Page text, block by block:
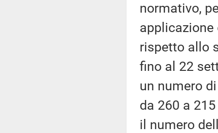
normativo,
rispetto allo
fino al 22
un numero
da 260 a
il numero